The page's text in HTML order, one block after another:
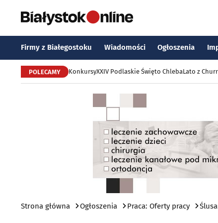
Firmy z Białegostoku Wiadomości Ogłoszenia
POLECAMY KonkursyXXIV Podlaskie Święto ChlebaLato z
Strona główna Ogłoszenia Praca: Oferty pracy